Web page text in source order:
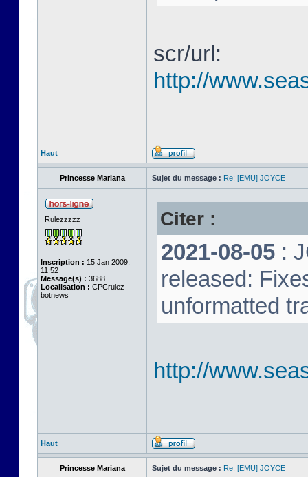
scr/url:
http://
Haut
Princesse Mariana Sujet du message : Re: [EMU] JOYCE
Rulezzzzz
Inscription : 15 Jan 2009,
11:52
Message(s) : 3688
Localisation : CPCrulez
botnews
Citer :
2021-08-05 :
released:
unformatted
http://
Haut
Princesse Mariana Sujet du message : Re: [EMU] JOYCE